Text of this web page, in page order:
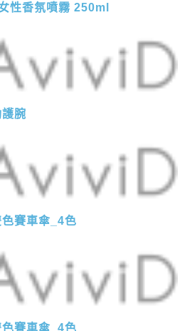
性香氛噴霧 250ml
腕
賽車傘_4色
賽車傘_4色